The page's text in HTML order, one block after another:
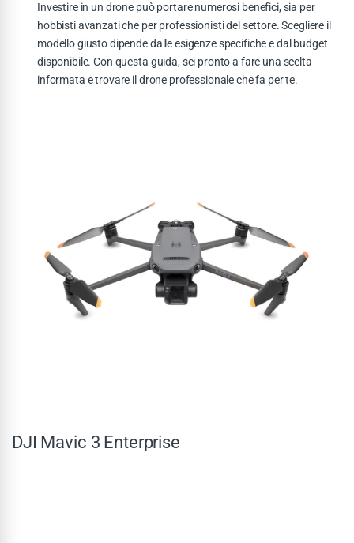
Investire in un drone può portare numerosi benefici, sia per
hobbisti avanzati che per professionisti del settore. Scegliere il
modello giusto dipende dalle esigenze specifiche e dal budget
disponibile. Con questa guida, sei pronto a fare una scelta
informata e trovare il drone professionale che fa per te.
DJI Mavic 3 Enterprise